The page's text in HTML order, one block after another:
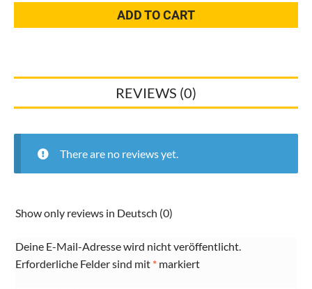
quantity
ADD TO CART
REVIEWS (0)
There are no reviews yet.
Show only reviews in Deutsch (0)
Deine E-Mail-Adresse wird nicht veröffentlicht.
Erforderliche Felder sind mit * markiert